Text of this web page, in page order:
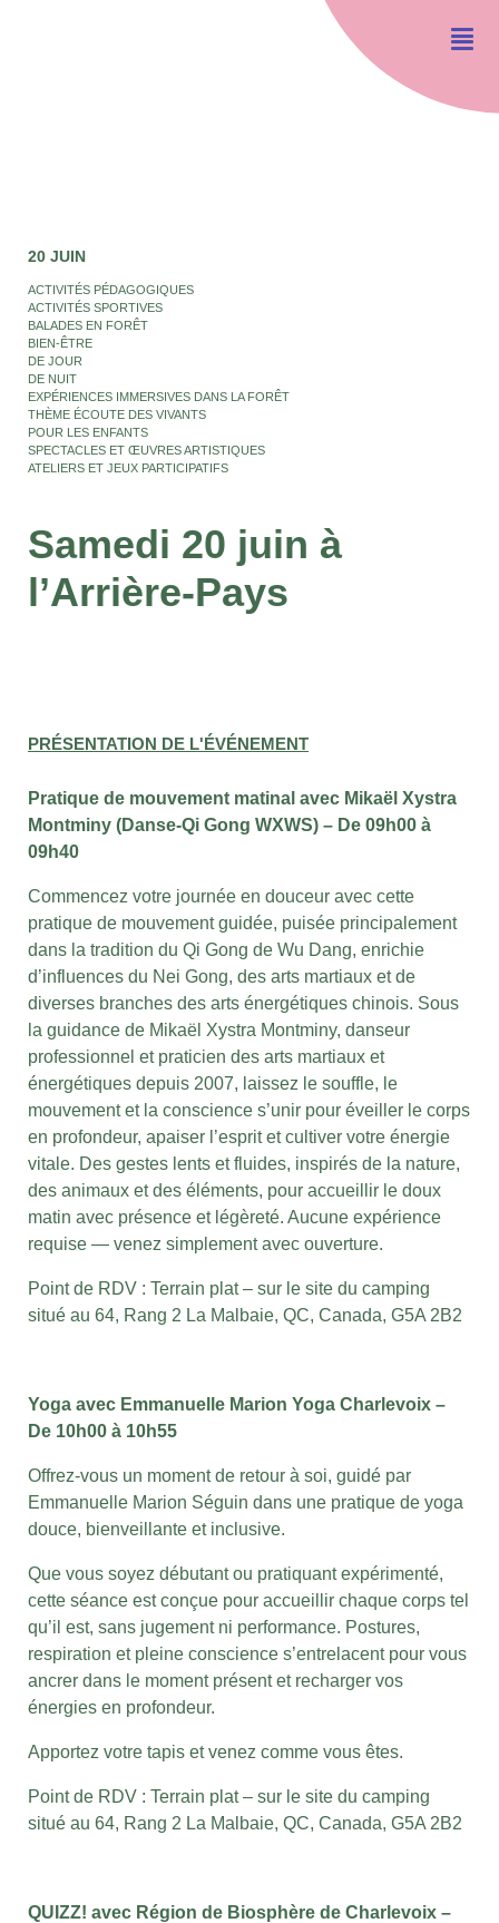
20 JUIN
ACTIVITÉS PÉDAGOGIQUES
ACTIVITÉS SPORTIVES
BALADES EN FORÊT
BIEN-ÊTRE
DE JOUR
DE NUIT
EXPÉRIENCES IMMERSIVES DANS LA FORÊT
THÈME ÉCOUTE DES VIVANTS
POUR LES ENFANTS
SPECTACLES ET ŒUVRES ARTISTIQUES
ATELIERS ET JEUX PARTICIPATIFS
Samedi 20 juin à
l’Arrière-Pays
PRÉSENTATION DE L'ÉVÉNEMENT
Pratique de mouvement matinal avec Mikaël Xystra
Montminy (Danse-Qi Gong WXWS) – De 09h00 à
09h40
Commencez votre journée en douceur avec cette
pratique de mouvement guidée, puisée principalement
dans la tradition du Qi Gong de Wu Dang, enrichie
d’influences du Nei Gong, des arts martiaux et de
diverses branches des arts énergétiques chinois. Sous
la guidance de Mikaël Xystra Montminy, danseur
professionnel et praticien des arts martiaux et
énergétiques depuis 2007, laissez le souffle, le
mouvement et la conscience s’unir pour éveiller le corps
en profondeur, apaiser l’esprit et cultiver votre énergie
vitale. Des gestes lents et fluides, inspirés de la nature,
des animaux et des éléments, pour accueillir le doux
matin avec présence et légèreté. Aucune expérience
requise — venez simplement avec ouverture.
Point de RDV : Terrain plat – sur le site du camping
situé au 64, Rang 2 La Malbaie, QC, Canada, G5A 2B2
Yoga avec Emmanuelle Marion Yoga Charlevoix –
De 10h00 à 10h55
Offrez-vous un moment de retour à soi, guidé par
Emmanuelle Marion Séguin dans une pratique de yoga
douce, bienveillante et inclusive.
Que vous soyez débutant ou pratiquant expérimenté,
cette séance est conçue pour accueillir chaque corps tel
qu’il est, sans jugement ni performance. Postures,
respiration et pleine conscience s’entrelacent pour vous
ancrer dans le moment présent et recharger vos
énergies en profondeur.
Apportez votre tapis et venez comme vous êtes.
Point de RDV : Terrain plat – sur le site du camping
situé au 64, Rang 2 La Malbaie, QC, Canada, G5A 2B2
QUIZZ! avec Région de Biosphère de Charlevoix –